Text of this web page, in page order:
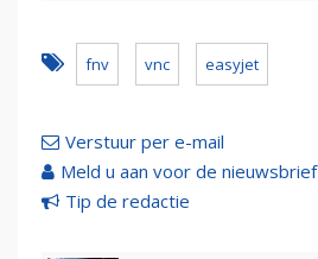
fnv vnc easyjet
Verstuur per e-mail
Meld u aan voor de nieuwsbrief
Tip de redactie